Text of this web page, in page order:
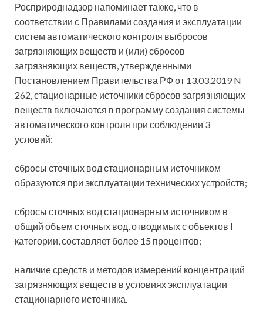
Росприроднадзор напоминает также, что в
соответствии с Правилами создания и эксплуатации
систем автоматического контроля выбросов
загрязняющих веществ и (или) сбросов
загрязняющих веществ, утвержденными
Постановлением Правительства РФ от 13.03.2019 N
262, стационарные источники сбросов загрязняющих
веществ включаются в программу создания системы
автоматического контроля при соблюдении 3
условий:
сбросы сточных вод стационарным источником
образуются при эксплуатации технических устройств;
сбросы сточных вод стационарным источником в
общий объем сточных вод, отводимых с объектов I
категории, составляет более 15 процентов;
наличие средств и методов измерений концентраций
загрязняющих веществ в условиях эксплуатации
стационарного источника.